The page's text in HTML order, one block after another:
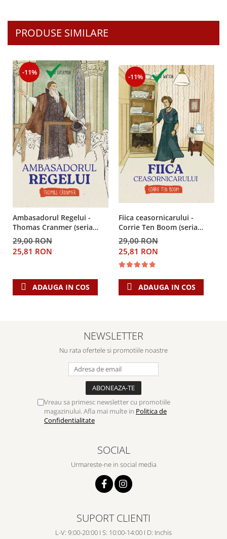
PRODUSE SIMILARE
-11%
Ambasadorul Regelui -
Thomas Cranmer (seria
biografii)
29,00 RON
25,81 RON
ADAUGA IN COS
-11%
Fiica ceasornicarului -
Corrie Ten Boom (seria
biografii)
29,00 RON
25,81 RON
ADAUGA IN COS
NEWSLETTER
Nu rata ofertele si promotiile noastre
Vreau sa primesc newsletter cu promotiile
magazinului. Afla mai multe in Politica de
Confidentialitate
SOCIAL
Urmareste-ne in social media
SUPORT CLIENTI
L-V: 9:00-20:00 I S: 10:00-14:00 I D: Inchis